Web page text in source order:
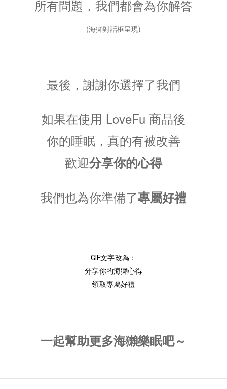
所有問題，我們都會為你解答
(海獺對話框呈現)
最後，謝謝你選擇了我們
如果在使用 LoveFu 商品後
你的睡眠，真的有被改善
歡迎分享你的心得
我們也為你準備了專屬好禮
GIF文字改為：
分享你的海獺心得
領取專屬好禮
一起幫助更多海獺樂眠吧～